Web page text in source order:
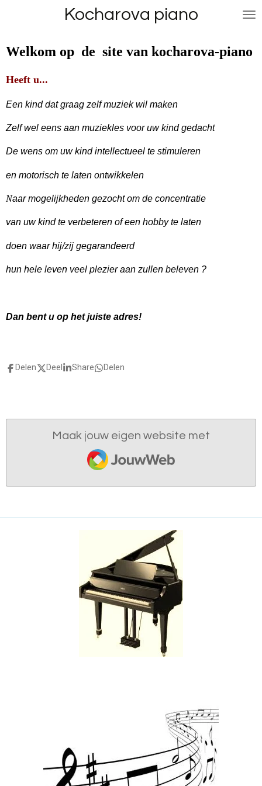
de
Kocharova piano
Welkom op de site van kocharova-piano
Heeft u...
Een kind dat graag zelf muziek wil maken
Zelf wel eens aan muziekles voor uw kind gedacht
De wens om uw kind intellectueel te stimuleren
en motorisch te laten ontwikkelen
Naar mogelijkheden gezocht om de concentratie
van uw kind te verbeteren of een hobby te laten
doen waar hij/zij gegarandeerd
hun hele leven veel plezier aan zullen beleven ?
Dan bent u op het juiste adres!
Delen Deel Share Delen
Maak jouw eigen website met
JouwWeb